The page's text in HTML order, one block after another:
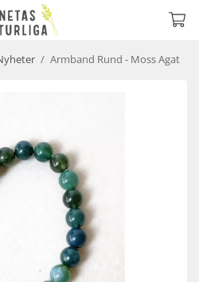
/ Armband Rund - Moss Agat